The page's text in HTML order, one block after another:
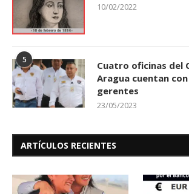
10/02/2022
5
Cuatro oficinas del
Aragua cuentan
gerentes
23/05/2023
ARTÍCULOS RECIENTES